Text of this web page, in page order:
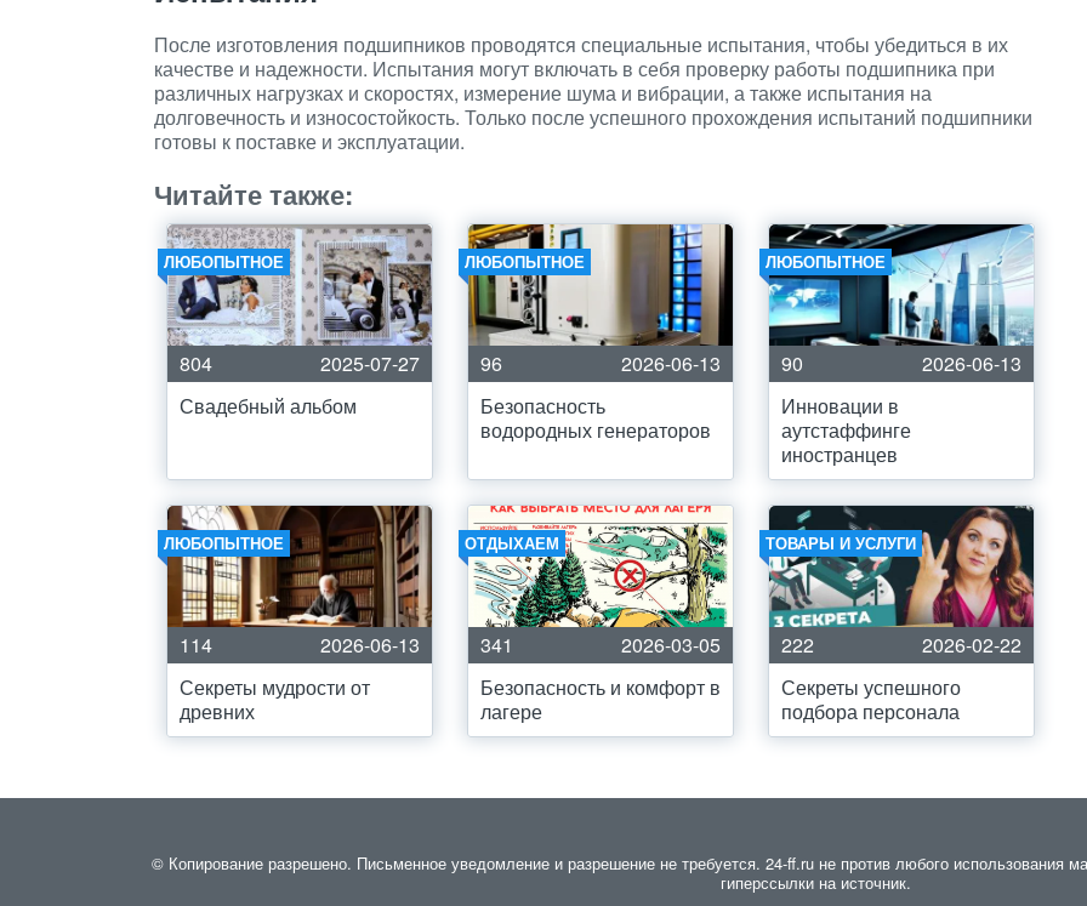
После изготовления подшипников проводятся специальные испытания, чтобы убедиться в их
качестве и надежности. Испытания могут включать в себя проверку работы подшипника при
различных нагрузках и скоростях, измерение шума и вибрации, а также испытания на
долговечность и износостойкость. Только после успешного прохождения испытаний подшипники
готовы к поставке и эксплуатации.
Читайте также:
ЛЮБОПЫТНОЕ
804
2025-07-27
Свадебный альбом
ЛЮБОПЫТНОЕ
96
2026-06-13
Безопасность
водородных генераторов
ЛЮБОПЫТНОЕ
90
2026-06-13
Инновации в
аутстаффинге
иностранцев
ЛЮБОПЫТНОЕ
114
2026-06-13
Секреты мудрости от
древних
ОТДЫХАЕМ
341
2026-03-05
Безопасность и комфорт в
лагере
ТОВАРЫ И УСЛУГИ
222
2026-02-22
Секреты успешного
подбора персонала
© Копирование разрешено. Письменное уведомление и разрешение не требуется. 24-ff.ru не против любого использования
гиперссылки на источник.